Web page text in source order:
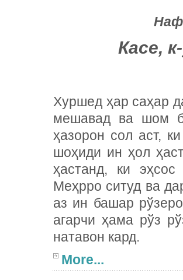
Касе,
Хуршед ҳар саҳар
мешавад ва шом
ҳазорон сол аст,
шоҳиди ин ҳол
ҳастанд, ки
Меҳрро ситуд ва
аз ин башар
агарчи ҳама рўз
натавон кард.
More...